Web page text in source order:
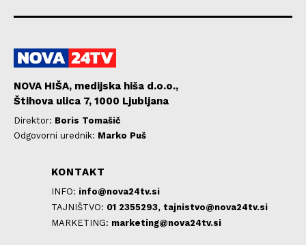
NOVA HIŠA, medijska hiša d.o.o.,
Štihova ulica 7, 1000 Ljubljana
Direktor: Boris Tomašič
Odgovorni urednik: Marko Puš
KONTAKT
INFO: info@nova24tv.si
TAJNIŠTVO: 01 2355293, tajnistvo@nova24tv.si
MARKETING: marketing@nova24tv.si